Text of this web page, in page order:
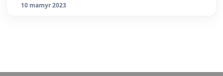
10 mamyr 2023